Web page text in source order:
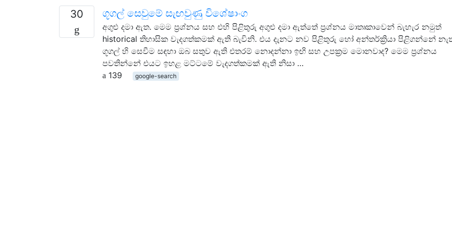
30 ගූගල් සෙවුමේ සැඟවුණු විශේෂාංග
අගුළු දමා ඇත. මෙම ප්‍රශ්නය සහ එහි පිළිතුරු අගුළු දමා ඇත්තේ ප්‍රශ්නය මාතෘකාවෙන් බැහැර නමුත්
historical තිහාසික වැදගත්කමක් ඇති බැවිනි. එය දැනට නව පිළිතුරු හෝ අන්තර්ක්‍රියා පිළිගන්නේ
ගූගල් හි සෙවීම සඳහා ඔබ සතුව ඇති එතරම් නොදන්නා ඉඟි සහ උපක්‍රම මොනවාද? මෙම ප්‍රශ්නය
පවතින්නේ එයට ඉහළ මට්ටමේ වැදගත්කමක් ඇති නිසා …
139
google-search